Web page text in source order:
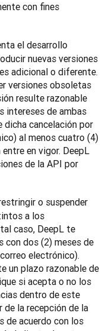
con fines
el desarrollo
nuevas versiones
adicional o diferente.
versiones obsoletas
resulte razonable
intereses de ambas
dicha cancelación por
al menos cuatro (4)
en vigor. DeepL
de la API por
o suspender
a los
caso, DeepL te
con dos (2) meses de
electrónico).
un plazo razonable de
si acepta o no los
dentro de este
de la recepción de la
de acuerdo con los